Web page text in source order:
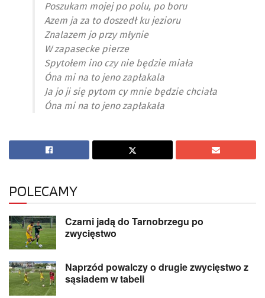
Poszukam mojej po polu, po boru
Azem ja za to doszedł ku jezioru
Znalazem jo przy młynie
W zapasecke pierze
Spytołem ino czy nie będzie miała
Óna mi na to jeno zapłakala
Ja jo ji się pytom cy mnie będzie chciała
Óna mi na to jeno zapłakała
POLECAMY
Czarni jadą do Tarnobrzegu po
zwycięstwo
Naprzód powalczy o drugie zwycięstwo z
sąsiadem w tabeli